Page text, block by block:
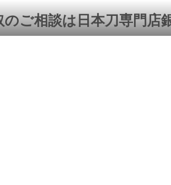
ご相談は日本刀専門店